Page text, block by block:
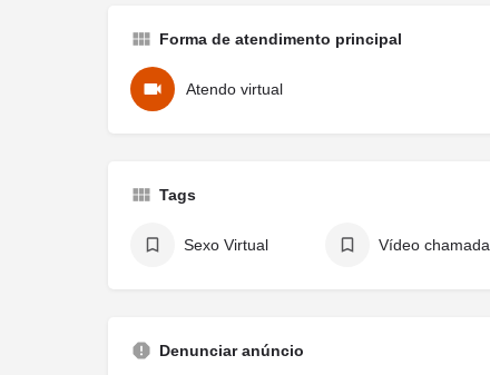
Forma de atendimento principal
Atendo virtual
Tags
Sexo Virtual Vídeo chamada
Denunciar anúncio